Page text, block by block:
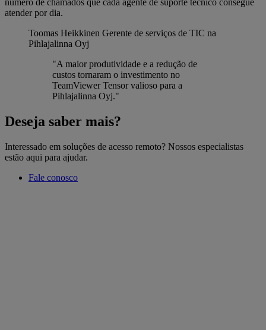
número de chamados que cada agente de suporte técnico consegue
atender por dia.
Toomas Heikkinen Gerente de serviços de TIC na
Pihlajalinna Oyj
"A maior produtividade e a redução de
custos tornaram o investimento no
TeamViewer Tensor valioso para a
Pihlajalinna Oyj."
Deseja saber mais?
Interessado em soluções de acesso remoto? Nossos especialistas
estão aqui para ajudar.
Fale conosco